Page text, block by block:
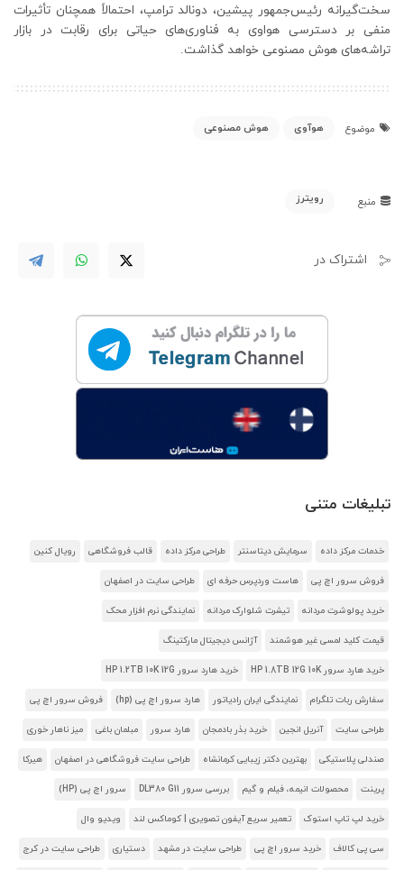
سخت‌گیرانه رئیس‌جمهور پیشین، دونالد ترامپ، احتمالاً همچنان تأثیرات
منفی بر دسترسی هواوی به فناوری‌های حیاتی برای رقابت در بازار
تراشه‌های هوش مصنوعی خواهد گذاشت.
موضوع هوآوی هوش مصنوعی
منبع رویترز
اشتراک در
تبلیغات متنی
خدمات مرکز داده سرمایش دیتاسنتر طراحی مرکز داده قالب فروشگاهی رویال کنین
فروش سرور اچ پی هاست وردپرس حرفه ای طراحی سایت در اصفهان
خرید پولوشرت مردانه تیشرت شلوارک مردانه نمایندگی نرم افزار محک
قیمت کلید لمسی غیر هوشمند آژانس دیجیتال مارکتینگ
خرید هارد سرور HP 1.8TB 12G 10K خرید هارد سرور HP 1.2TB 10K 12G
سفارش ربات تلگرام نمایندگی ایران رادیاتور هارد سرور اچ پی (hp) فروش سرور اچ پی
طراحی سایت آنریل انجین خرید بذر بادمجان هارد سرور مبلمان باغی میز ناهار خوری
صندلی پلاستیکی بهترین دکتر زیبایی کرمانشاه طراحی سایت فروشگاهی در اصفهان هیرکا
پرینت محصولات انیمه، فیلم و گیم بررسی سرور DL380 G11 سرور اچ پی (HP)
خرید لپ تاپ استوک تعمیر سریع آیفون تصویری | کوماکس لند ویدیو وال
سی پی کالاف خرید سرور اچ پی طراحی سایت در مشهد دستیاری طراحی سایت در کرج